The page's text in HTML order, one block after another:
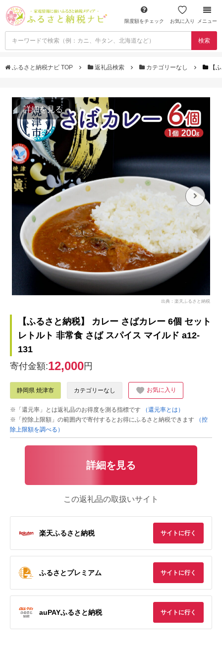
限度額をチェック お気に入り メニュー
検索
ふるさと納税ナビ TOP 返礼品検索 カテゴリーなし 【
詳細を見る
出典：楽天ふるさと納税
【ふるさと納税】 カレー さばカレー 6個 セット
レトルト 非常食 さば スパイス マイルド a12-
131
寄付金額:12,000円
静岡県 焼津市 カテゴリーなし お気に入り
※「還元率」とは返礼品のお得度を測る指標です
（還元率とは）
※「控除上限額」の範囲内で寄付するとお得にふるさと納税できます
（控
除上限額を調べる）
詳細を見る
この返礼品の取扱いサイト
楽天ふるさと納税 サイトに行く
ふるさとプレミアム サイトに行く
auPAYふるさと納税 サイトに行く